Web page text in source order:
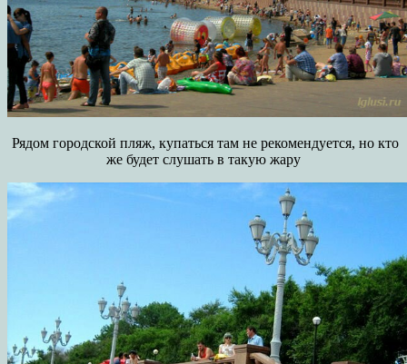
Рядом городской пляж, купаться там не рекомендуется, но кто
же будет слушать в такую жару